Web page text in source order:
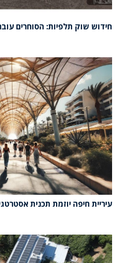
חידוש שוק תלפיות: הסוחרים
עיריית חיפה יוזמת תכנית